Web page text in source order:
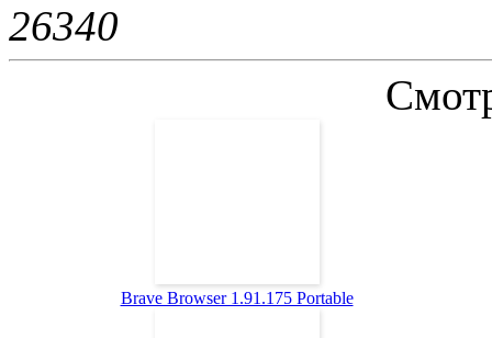
26340
Brave Browser 1.91.175 Portable